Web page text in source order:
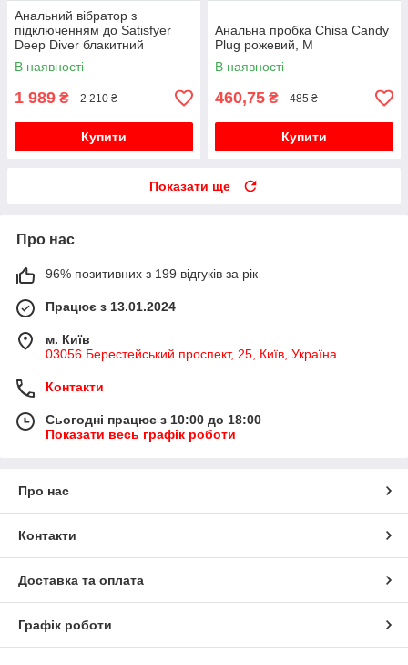
Анальний вібратор з
підключенням до Satisfyer
Deep Diver блакитний
В наявності
1 989 ₴ 2 210 ₴
Купити
Анальна пробка Chisa Candy
Plug рожевий, M
В наявності
460,75 ₴ 485 ₴
Купити
Показати ще
Про нас
96% позитивних з 199 відгуків за рік
Працює з 13.01.2024
м. Київ
03056 Берестейський проспект, 25, Київ, Україна
Контакти
Сьогодні працює з 10:00 до 18:00
Показати весь графік роботи
Про нас
Контакти
Доставка та оплата
Графік роботи